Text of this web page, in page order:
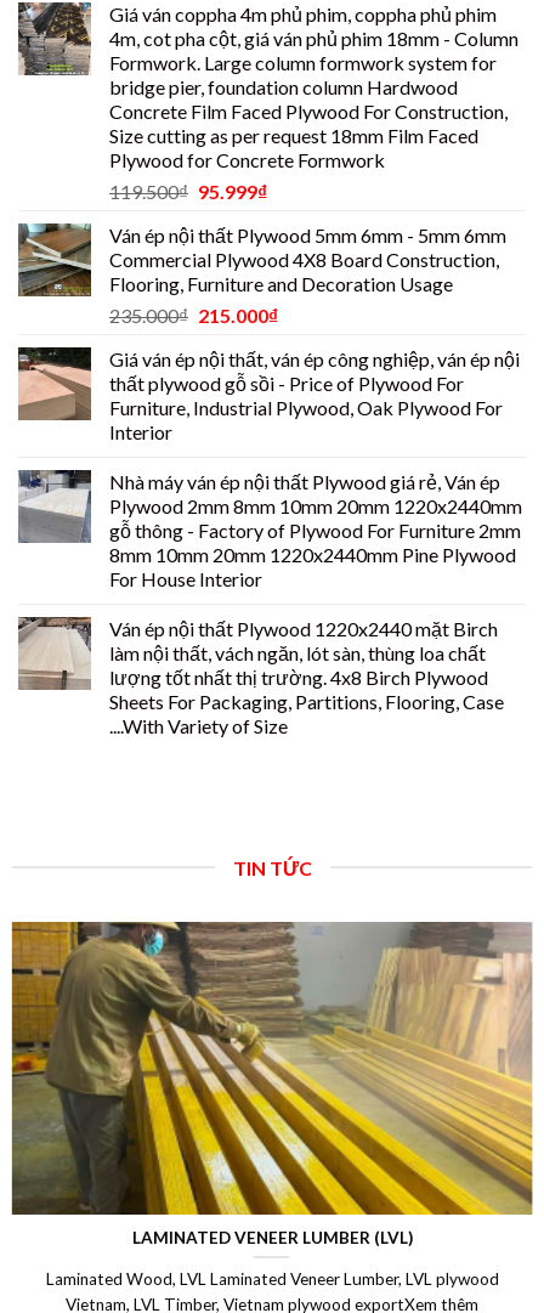
Giá ván coppha 4m phủ phim, coppha phủ phim
4m, cot pha cột, giá ván phủ phim 18mm - Column
Formwork. Large column formwork system for
bridge pier, foundation column Hardwood
Concrete Film Faced Plywood For Construction,
Size cutting as per request 18mm Film Faced
Plywood for Concrete Formwork
119.500₫ 95.999₫
Ván ép nội thất Plywood 5mm 6mm - 5mm 6mm
Commercial Plywood 4X8 Board Construction,
Flooring, Furniture and Decoration Usage
235.000₫ 215.000₫
Giá ván ép nội thất, ván ép công nghiệp, ván ép nội
thất plywood gỗ sồi - Price of Plywood For
Furniture, Industrial Plywood, Oak Plywood For
Interior
Nhà máy ván ép nội thất Plywood giá rẻ, Ván ép
Plywood 2mm 8mm 10mm 20mm 1220x2440mm
gỗ thông - Factory of Plywood For Furniture 2mm
8mm 10mm 20mm 1220x2440mm Pine Plywood
For House Interior
Ván ép nội thất Plywood 1220x2440 mặt Birch
làm nội thất, vách ngăn, lót sàn, thùng loa chất
lượng tốt nhất thị trường. 4x8 Birch Plywood
Sheets For Packaging, Partitions, Flooring, Case
....With Variety of Size
TIN TỨC
LAMINATED VENEER LUMBER (LVL)
Laminated Wood, LVL Laminated Veneer Lumber, LVL plywood
Vietnam, LVL Timber, Vietnam plywood exportXem thêm